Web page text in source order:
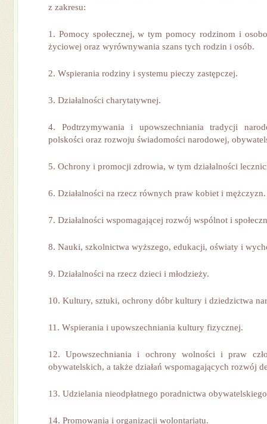
z zakresu:
1. Pomocy społecznej, w tym pomocy rodzinom i
życiowej oraz wyrównywania szans tych rodzin i osób.
2. Wspierania rodziny i systemu pieczy zastępczej.
3. Działalności charytatywnej.
4. Podtrzymywania i upowszechniania tradycji
polskości oraz rozwoju świadomości narodowej,
5. Ochrony i promocji zdrowia, w tym działalności
6. Działalności na rzecz równych praw kobiet i mężczyzn.
7. Działalności wspomagającej rozwój wspólnot i
8. Nauki, szkolnictwa wyższego, edukacji, oświaty i
9. Działalności na rzecz dzieci i młodzieży.
10. Kultury, sztuki, ochrony dóbr kultury i dziedzictwa
11. Wspierania i upowszechniania kultury fizycznej.
12. Upowszechniania i ochrony wolności i praw
obywatelskich, a także działań wspomagających rozwój
13. Udzielania nieodpłatnego poradnictwa
14. Promowania i organizacji wolontariatu.